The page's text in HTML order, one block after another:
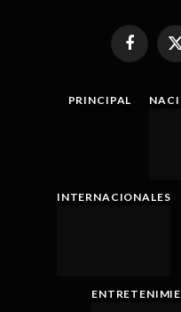
FacebookX
PRINCIPAL
INTERNACIONALES